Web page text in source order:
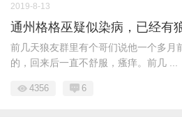
2019-8-13
通州格格巫疑似染病，已经有
前几天狼友群里有个哥们说他一个多月
的，回来后一直不舒服，瘙痒。前几 ...
4356 6